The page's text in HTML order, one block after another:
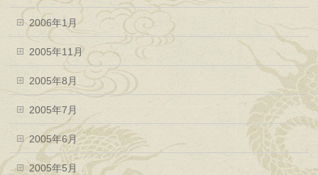
2006年1月
2005年11月
2005年8月
2005年7月
2005年6月
2005年5月